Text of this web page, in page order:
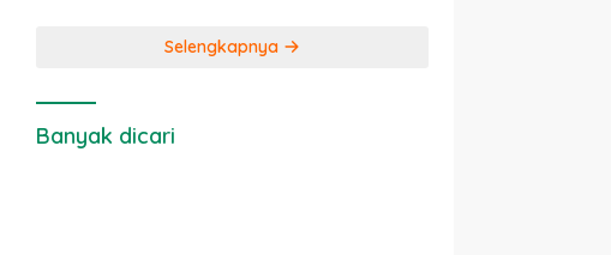
Selengkapnya
Banyak dicari